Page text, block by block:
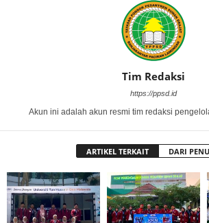
Tim Redaksi
https://ppsd.id
Akun ini adalah akun resmi tim redaksi
ARTIKEL TERKAIT DARI